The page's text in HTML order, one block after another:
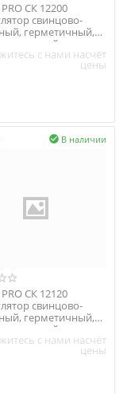
СК 12200
свинцово-
герметичный,
с нами насчёт
цены
В наличии

СК 12120
свинцово-
герметичный,
с нами насчёт
цены